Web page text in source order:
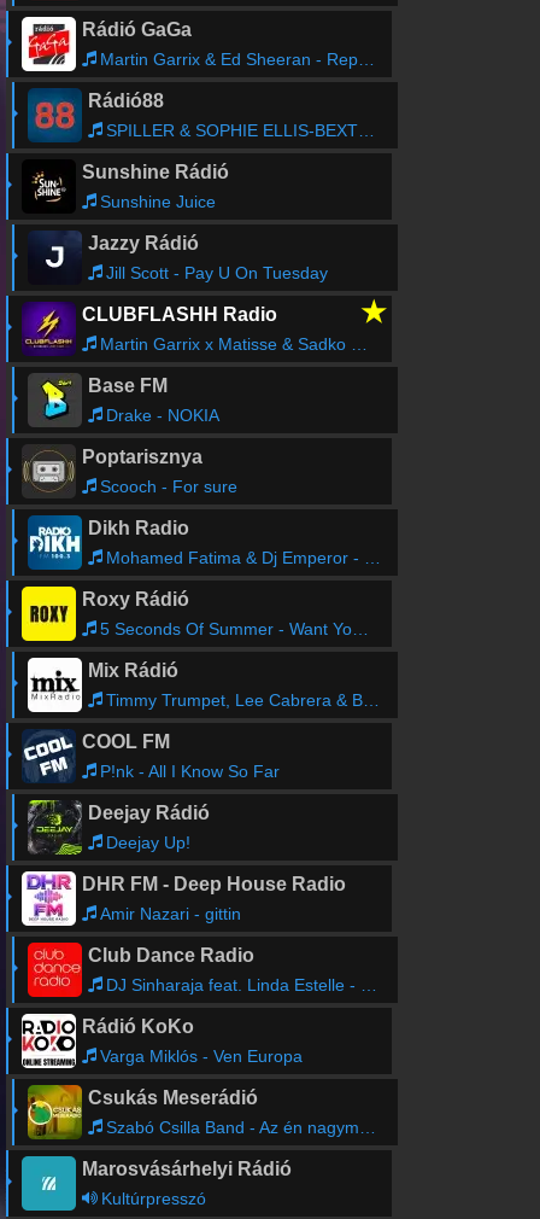
Rádió GaGa
Martin Garrix & Ed Sheeran - Repeat It
Rádió88
SPILLER & SOPHIE ELLIS-BEXTOR - Groovejet (If This Ain't Love)
Sunshine Rádió
Sunshine Juice
Jazzy Rádió
Jill Scott - Pay U On Tuesday
CLUBFLASHH Radio ★
Martin Garrix x Matisse & Sadko & Michel Zitron - Hold On
Base FM
Drake - NOKIA
Poptarisznya
Scooch - For sure
Dikh Radio
Mohamed Fatima & Dj Emperor - MzFati (feat. DJ EMPEROR)
Roxy Rádió
5 Seconds Of Summer - Want You Back
Mix Rádió
Timmy Trumpet, Lee Cabrera & Bleech vs Lock 'N Load - Blow Ya Mind (Extended Mix)
COOL FM
P!nk - All I Know So Far
Deejay Rádió
Deejay Up!
DHR FM - Deep House Radio
Amir Nazari - gittin
Club Dance Radio
DJ Sinharaja feat. Linda Estelle - Hold On (Radio Edit)
Rádió KoKo
Varga Miklós - Ven Europa
Csukás Meserádió
Szabó Csilla Band - Az én nagymamám
Marosvásárhelyi Rádió
Kultúrpresszó